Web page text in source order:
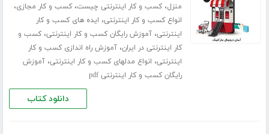
منزل،کسب و کار اینترنتی چیست،کسب و کار مجازی،
انواع کسب و کار اینترنتی، ایده های کسب و کار
اینترنتی،آموزش رایگان کسب و کار اینترنتی،کسب و
کار اینترنتی در ایران،آموزش راه اندازی کسب و کار
اینترنتی، انواع مدلهای کسب و کار اینترنتی،آموزش
رایگان کسب و کار اینترنتی pdf
دانلود کتاب